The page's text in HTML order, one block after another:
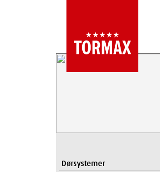
Dørsystemer